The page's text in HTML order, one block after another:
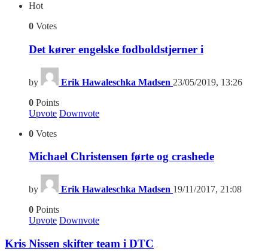
Hot
0 Votes
Det kører engelske fodboldstjerner i
by Erik Hawaleschka Madsen 23/05/2019, 13:26
0 Points
Upvote Downvote
0 Votes
Michael Christensen førte og crashede
by Erik Hawaleschka Madsen 19/11/2017, 21:08
0 Points
Upvote Downvote
Kris Nissen skifter team i DTC